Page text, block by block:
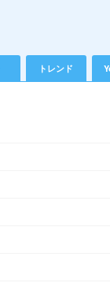
トレンド